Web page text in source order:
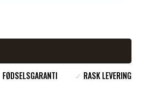
FØDSELSGARANTI ✓ RASK LEVERING